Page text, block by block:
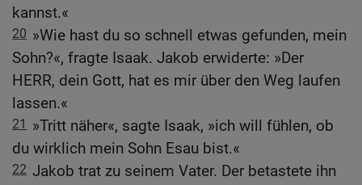
kannst.«
20 »Wie hast du so schnell etwas gefunden, mein
Sohn?«, fragte Isaak. Jakob erwiderte: »Der
HERR, dein Gott, hat es mir über den Weg laufen
lassen.«
21
»Tritt näher«, sagte Isaak, »ich will fühlen, ob
du wirklich mein Sohn Esau bist.«
22 Jakob trat zu seinem Vater. Der betastete ihn